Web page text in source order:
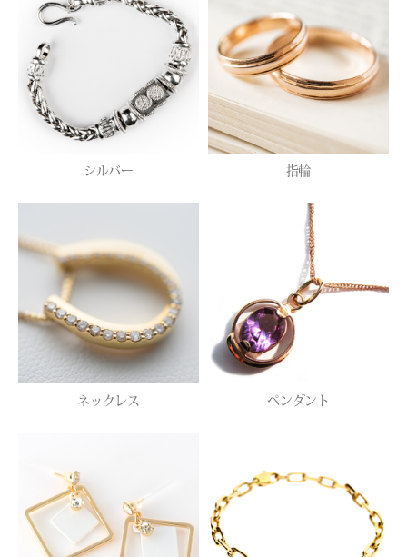
シルバー 指輪
ネックレス ペンダント